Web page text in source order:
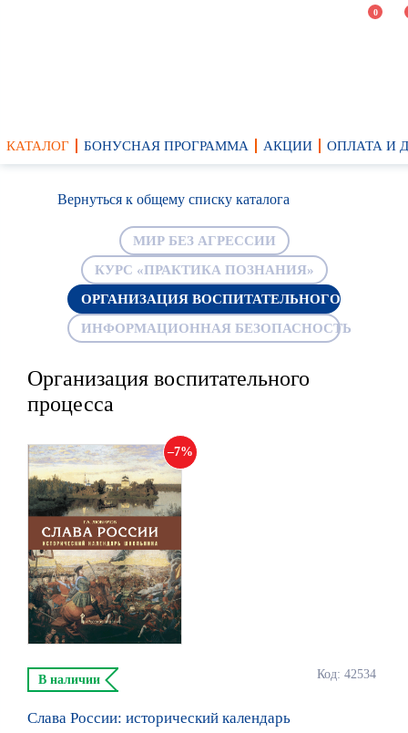
0
КАТАЛОГ БОНУСНАЯ ПРОГРАММА АКЦИИ ОПЛАТА И
Вернуться к общему списку каталога
МИР БЕЗ АГРЕССИИ
КУРС «ПРАКТИКА ПОЗНАНИЯ»
ОРГАНИЗАЦИЯ ВОСПИТАТЕЛЬНОГО
ИНФОРМАЦИОННАЯ БЕЗОПАСНОСТЬ
Организация воспитательного
процесса
7
Код: 42534
В наличии
Слава России: исторический календарь